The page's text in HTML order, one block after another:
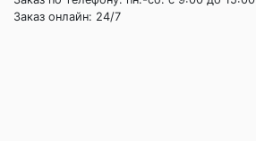
Заказ онлайн: 24/7